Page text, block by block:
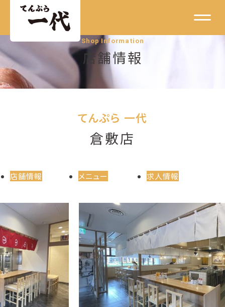
Shop Information
店舗情報
てんぷら 一代
倉敷店
店舗情報 メニュー 求人情報